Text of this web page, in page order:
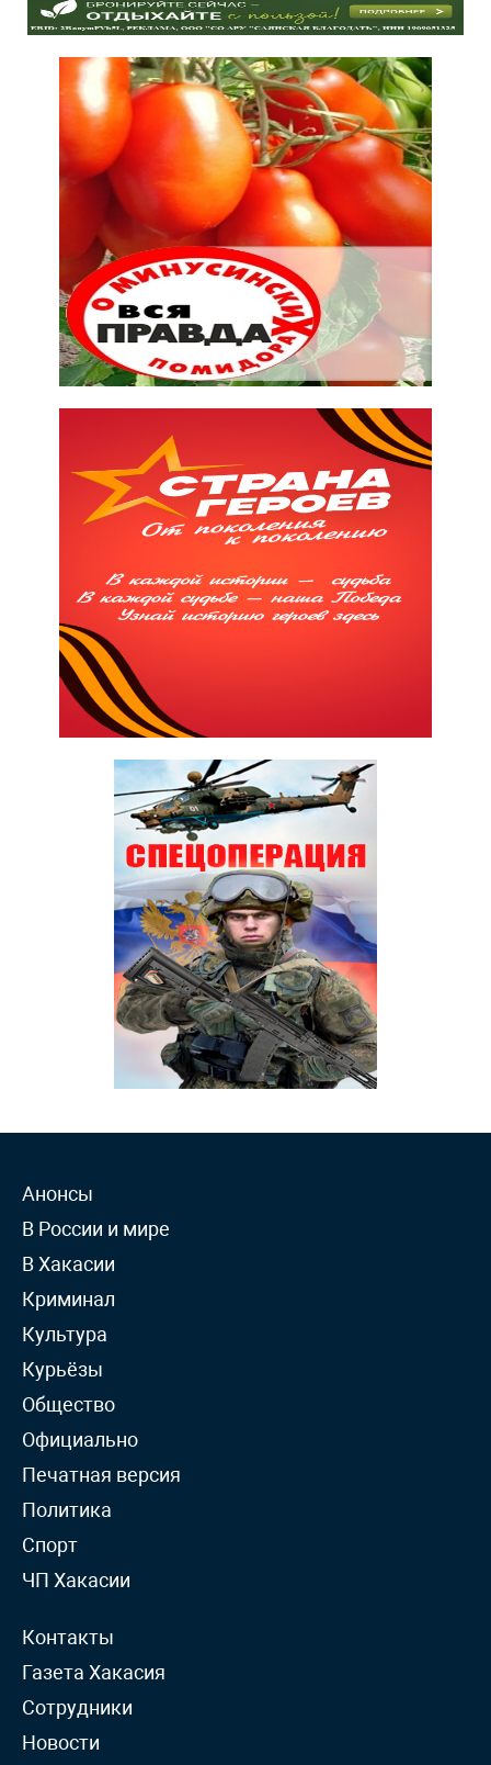
Анонсы
В России и мире
В Хакасии
Криминал
Культура
Курьёзы
Общество
Официально
Печатная версия
Политика
Спорт
ЧП Хакасии
Контакты
Газета Хакасия
Сотрудники
Новости